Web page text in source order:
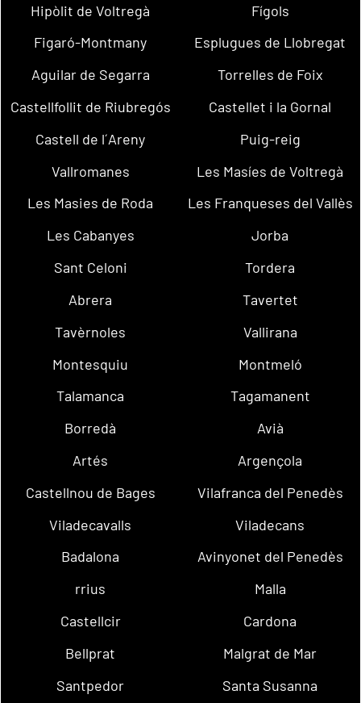
Hipòlit de Voltregà
Fígols
Figaró-Montmany
Esplugues de Llobregat
Aguilar de Segarra
Torrelles de Foix
Castellfollit de Riubregós
Castellet i la Gornal
Castell de l´Areny
Puig-reig
Vallromanes
Les Masíes de Voltregà
Les Masies de Roda
Les Franqueses del Vallès
Les Cabanyes
Jorba
Sant Celoni
Tordera
Abrera
Tavertet
Tavèrnoles
Vallirana
Montesquiu
Montmeló
Talamanca
Tagamanent
Borredà
Avià
Artés
Argençola
Castellnou de Bages
Vilafranca del Penedès
Viladecavalls
Viladecans
Badalona
Avinyonet del Penedès
rrius
Malla
Castellcir
Cardona
Bellprat
Malgrat de Mar
Santpedor
Santa Susanna